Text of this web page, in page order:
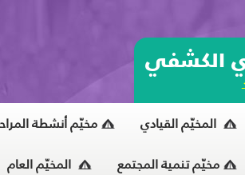
الكشفي
المخيّم القيادي مخيّم أنشطة
مخيّم تنمية المجتمع المخيّم العام